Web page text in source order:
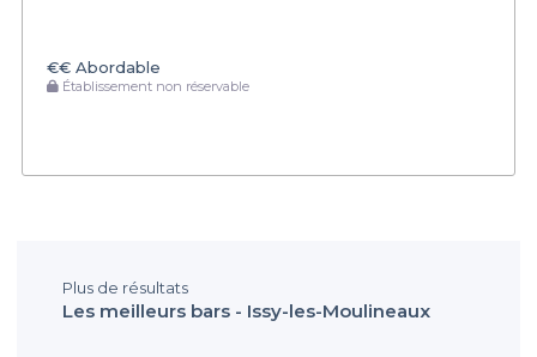
€€ Abordable
Établissement non réservable
Plus de résultats
Les meilleurs bars - Issy-les-Moulineaux